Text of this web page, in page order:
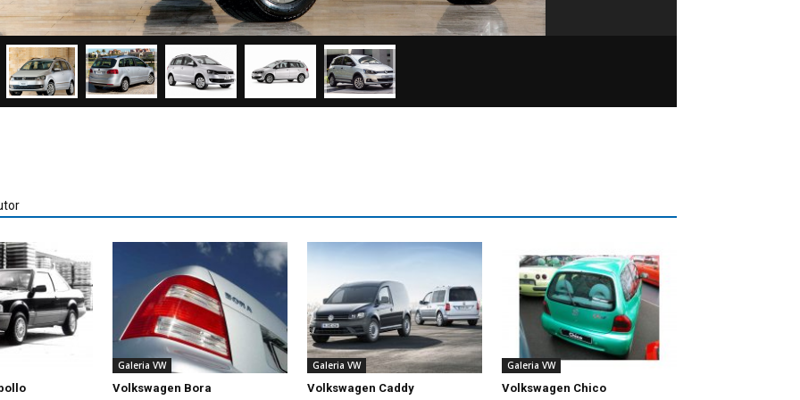
Galeria VW
Volkswagen Bora
Galeria VW
Volkswagen Caddy
Galeria VW
Volkswagen Chico